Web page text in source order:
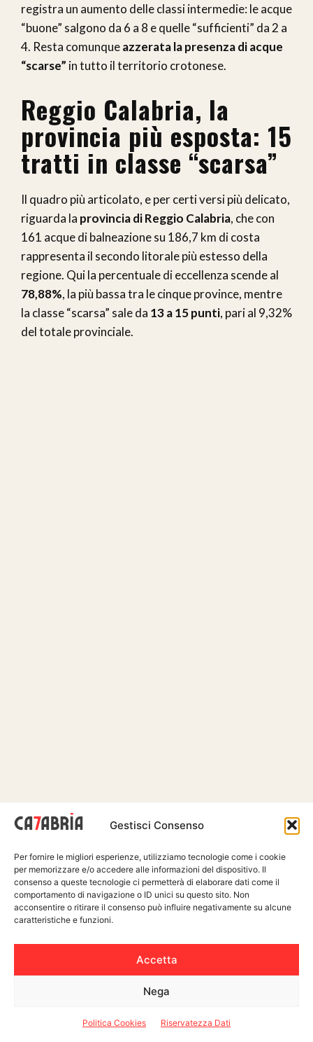
Gestisci Consenso
Per fornire le migliori esperienze, utilizziamo tecnologie come i cookie
per memorizzare e/o accedere alle informazioni del dispositivo. Il
consenso a queste tecnologie ci permetterà di elaborare dati come il
comportamento di navigazione o ID unici su questo sito. Non
acconsentire o ritirare il consenso può influire negativamente su alcune
caratteristiche e funzioni.
Accetta
Nega
Politica Cookies Riservatezza Dati
registra un aumento delle classi intermedie: le acque
“buone” salgono da 6 a 8 e quelle “sufficienti” da 2 a
4. Resta comunqueazzerata la presenza di acque
“scarse” in tutto il territorio crotonese.
Reggio Calabria, la
provincia più esposta: 15
tratti in classe “scarsa”
Il quadro più articolato, e per certi versi più delicato,
riguarda la provincia di Reggio Calabria, che con
161 acque di balneazione su 186,7 km di costa
rappresenta il secondo litorale più estesso della
regione. Qui la percentuale di eccellenza scende al
78,88%, la più bassa tra le cinque province, mentre
la classe “scarsa” sale da 13 a 15 punti, pari al 9,32%
del totale provinciale.
A pesare sul dato sono soprattutto due aree. Da un
diversi tratti del lungomare, dalCircolo Nauticoal
Lido Comunalefino aPellaroeRavagnese,
risultano classificati “scarsi”, con altri punti come
Gallico-Fata Morgana e Gallico-Lido Mimmo
Gioia Tauro, dove ben quattro punti di
campionamento, tra cui quelli denominati“Sidac”e
, risultano in classe scarsa, con il
sufficiente a scarsa.